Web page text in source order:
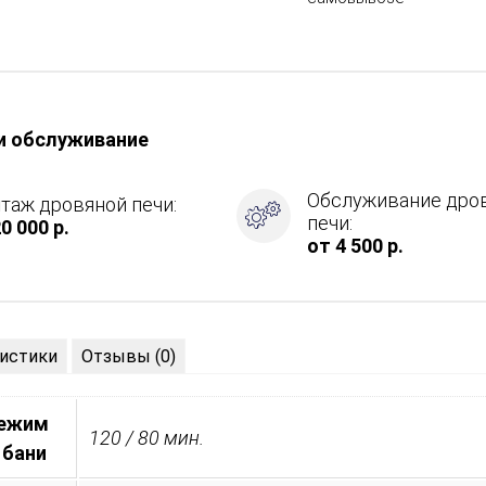
обслуживание
дровяной печи:
000 р.
Обслуживание
печи:
от 4 500 р.
Отзывы (0)
120 / 80 мин.